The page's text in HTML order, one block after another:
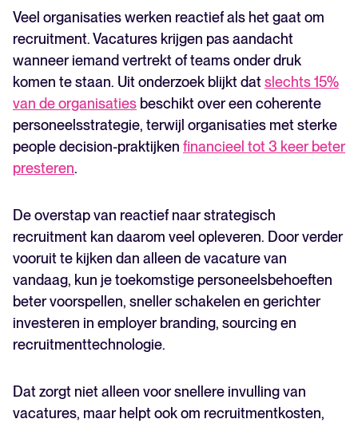
Wat kost het als je geen strategie hebt?
Hoe zet je strategisch recruitment in de praktijk op?
De rol van AI in strategisch recruitment: kansen en
grenzen
Strategisch recruitment stopt niet na de werving
Klaar om recruitment strategisch aan te pakken in
2026?
Veelgestelde vragen
Veel organisaties werken reactief als het gaat om
recruitment. Vacatures krijgen pas aandacht
wanneer iemand vertrekt of teams onder druk
komen te staan. Uit onderzoek blijkt datslechts 15%
van de organisaties beschikt over een coherente
personeelsstrategie, terwijl organisaties met sterke
people decision-praktijken financieel tot 3 keer beter
presteren.
De overstap van reactief naar strategisch
recruitment kan daarom veel opleveren. Door verder
vooruit te kijken dan alleen de vacature van
vandaag, kun je toekomstige personeelsbehoeften
beter voorspellen, sneller schakelen en gerichter
investeren in employer branding, sourcing en
recruitmenttechnologie.
Dat zorgt niet alleen voor snellere invulling van
vacatures, maar helpt ook om recruitmentkosten,